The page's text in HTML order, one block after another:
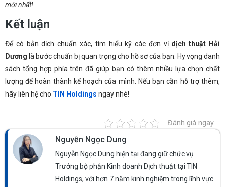
mới nhất!
Kết luận
Để có bản dịch chuẩn xác, tìm hiểu kỹ các đơn vị dịch thuật Hải
Dương là bước chuẩn bị quan trọng cho hồ sơ của bạn. Hy vọng danh
sách tổng hợp phía trên đã giúp bạn có thêm nhiều lựa chọn chất
lượng để hoàn thành kế hoạch của mình. Nếu bạn cần hỗ trợ thêm,
hãy liên hệ cho TIN Holdings ngay nhé!
Đánh giá ngay
Nguyễn Ngọc Dung
Nguyễn Ngọc Dung hiện tại đang giữ chức vụ
Trưởng bộ phận Kinh doanh Dịch thuật tại TIN
Holdings, với hơn 7 năm kinh nghiệm trong lĩnh vực